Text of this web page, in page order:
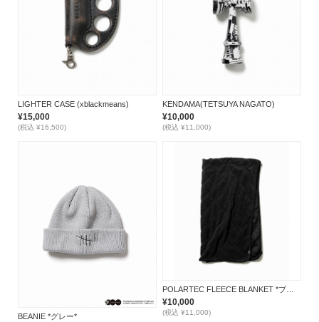
LIGHTER CASE (xblackmeans)
¥15,000
(税込 ¥16,500)
KENDAMA(TETSUYA NAGATO)
¥10,000
(税込 ¥11,000)
BEANIE *グレー*
¥10,000
(税込 ¥11,000)